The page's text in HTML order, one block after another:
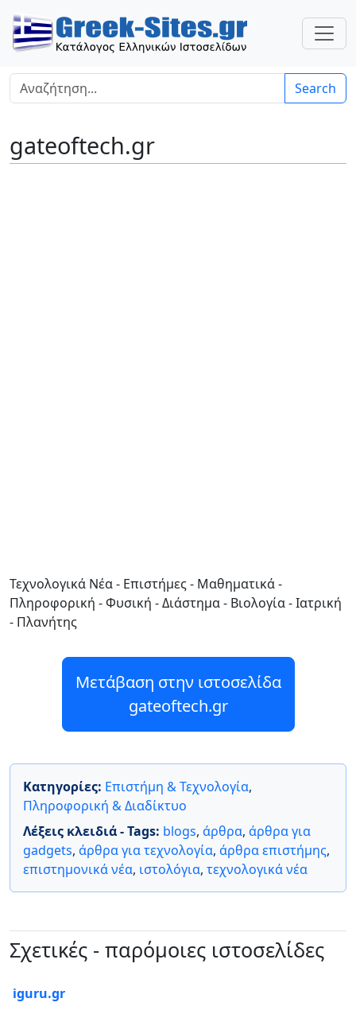
Search
gateoftech.gr
Τεχνολογικά Νέα - Επιστήμες - Μαθηματικά -
Πληροφορική - Φυσική - Διάστημα - Βιολογία - Ιατρική
- Πλανήτης
Μετάβαση στην ιστοσελίδα
gateoftech.gr
Κατηγορίες: Επιστήμη & Τεχνολογία,
Πληροφορική & Διαδίκτυο
Λέξεις κλειδιά - Tags: blogs, άρθρα, άρθρα για
gadgets, άρθρα για τεχνολογία, άρθρα επιστήμης,
επιστημονικά νέα, ιστολόγια, τεχνολογικά νέα
Σχετικές - παρόμοιες ιστοσελίδες
iguru.gr